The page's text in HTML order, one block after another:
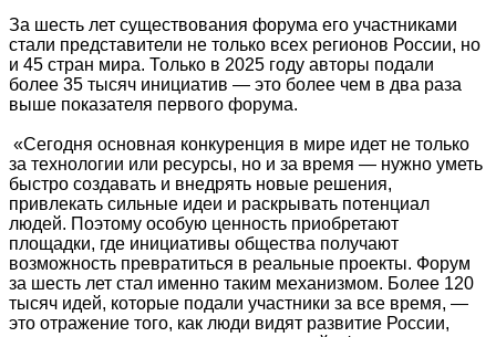
За шесть лет существования форума его участниками
стали представители не только всех регионов России, но
и 45 стран мира. Только в 2025 году авторы подали
более 35 тысяч инициатив — это более чем в два раза
выше показателя первого форума.
«Сегодня основная конкуренция в мире идет не только
за технологии или ресурсы, но и за время — нужно уметь
быстро создавать и внедрять новые решения,
привлекать сильные идеи и раскрывать потенциал
людей. Поэтому особую ценность приобретают
площадки, где инициативы общества получают
возможность превратиться в реальные проекты. Форум
за шесть лет стал именно таким механизмом. Более 120
тысяч идей, которые подали участники за все время, —
это отражение того, как люди видят развитие России,